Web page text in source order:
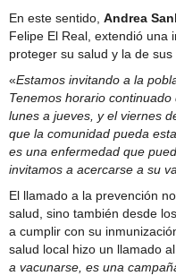
En este sentido, Andrea
Felipe El Real, extendió una
proteger su salud y la de sus
«Estamos invitando a la
Tenemos horario
lunes a jueves, y el viernes
que la comunidad pueda
es una enfermedad que
invitamos a acercarse a su
El llamado a la prevención
salud, sino también desde
a cumplir con su
salud local hizo un llamado
a vacunarse, es una